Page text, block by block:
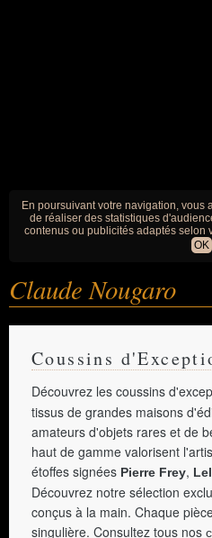
En poursuivant votre navigation, vous
de réaliser des statistiques
contenus ou publicités adaptés selon
OK
Claude Nougaro
Coussins
Découvrez les coussins
tissus de grandes maisons
amateurs d'objets rares et de
haut de gamme valorisent
étoffes signées Pierre Frey,
Découvrez notre sélection
conçus à la main. Chaque
singulière. Consultez tous nos